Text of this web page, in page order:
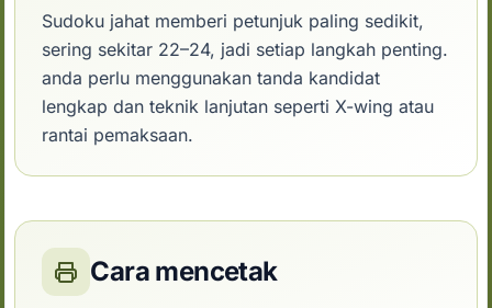
Sudoku jahat memberi petunjuk paling sedikit,
sering sekitar 22–24, jadi setiap langkah penting.
anda perlu menggunakan tanda kandidat
lengkap dan teknik lanjutan seperti X-wing atau
rantai pemaksaan.
Cara mencetak